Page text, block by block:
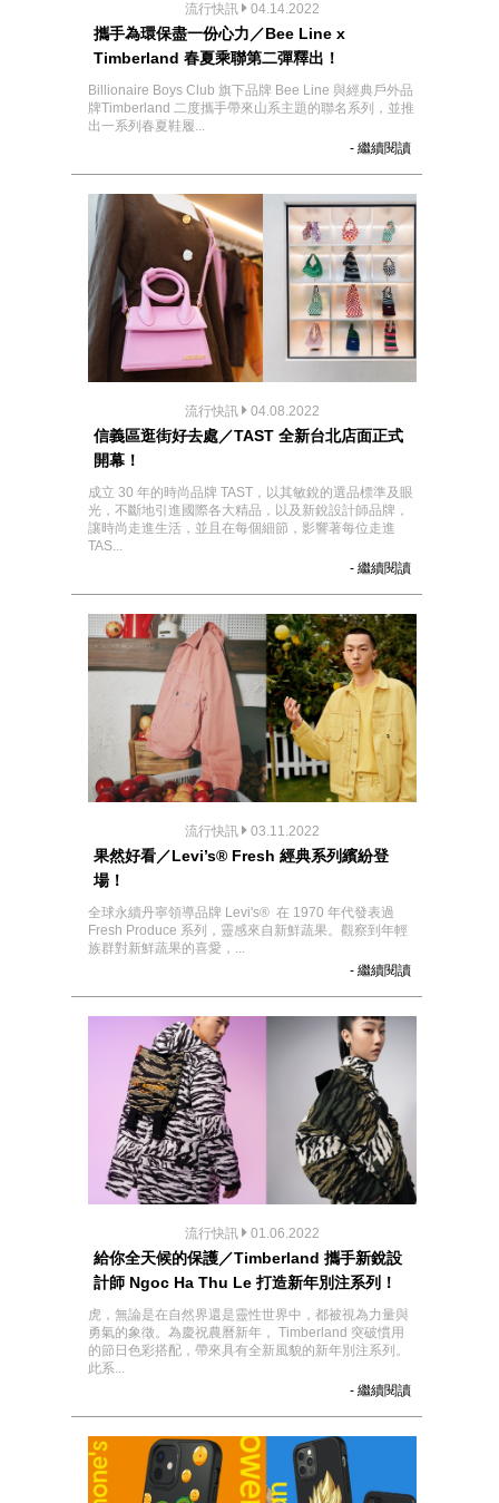
流行快訊 04.14.2022
攜手為環保盡一份心力／Bee Line x
Timberland 春夏乘聯第二彈釋出！
Billionaire Boys Club 旗下品牌 Bee Line 與經典戶外品
牌Timberland 二度攜手帶來山系主題的聯名系列，並推
出一系列春夏鞋履...
- 繼續閱讀
流行快訊 04.08.2022
信義區逛街好去處／TAST 全新台北店面正式
開幕！
成立 30 年的時尚品牌 TAST，以其敏銳的選品標準及眼
光，不斷地引進國際各大精品，以及新銳設計師品牌，
讓時尚走進生活，並且在每個細節，影響著每位走進
TAS...
- 繼續閱讀
流行快訊 03.11.2022
果然好看／Levi’s® Fresh 經典系列繽紛登
場！
全球永續丹寧領導品牌 Levi's® 在 1970 年代發表過
Fresh Produce 系列，靈感來自新鮮蔬果。觀察到年輕
族群對新鮮蔬果的喜愛，...
- 繼續閱讀
流行快訊 01.06.2022
給你全天候的保護／Timberland 攜手新銳設
計師 Ngoc Ha Thu Le 打造新年別注系列！
虎，無論是在自然界還是靈性世界中，都被視為力量與
勇氣的象徵。為慶祝農曆新年， Timberland 突破慣用
的節日色彩搭配，帶來具有全新風貌的新年別注系列。
此系...
- 繼續閱讀